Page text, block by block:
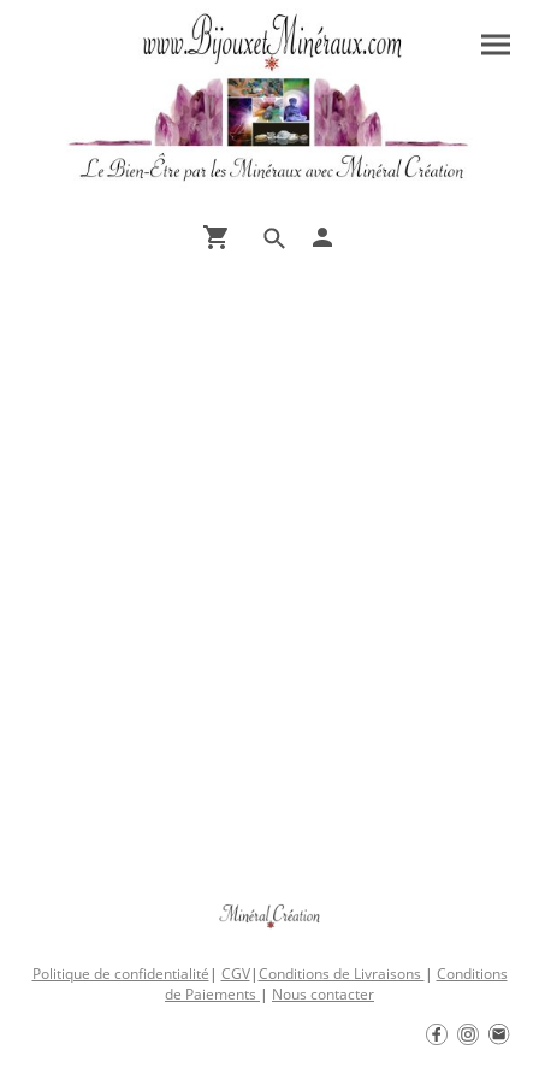
Politique de confidentialité | CGV|Conditions de Livraisons | Conditions
de Paiements | Nous contacter